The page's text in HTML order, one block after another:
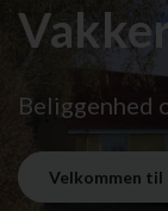
Beliggenhed
Velkommen til